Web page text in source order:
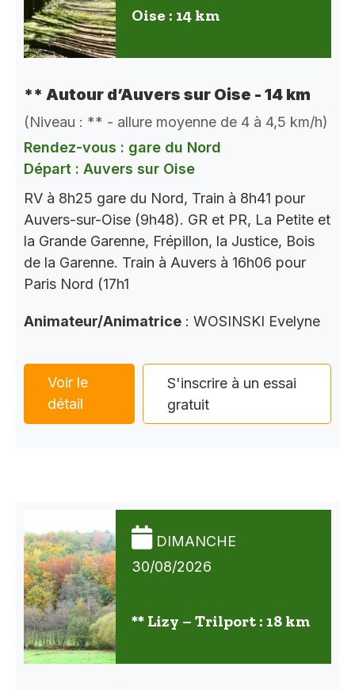
Oise : 14 km
** Autour d’Auvers sur Oise - 14 km
(Niveau : ** - allure moyenne de 4 à 4,5 km/h)
Rendez-vous : gare du Nord
Départ : Auvers sur Oise
RV à 8h25 gare du Nord, Train à 8h41 pour
Auvers-sur-Oise (9h48). GR et PR, La Petite et
la Grande Garenne, Frépillon, la Justice, Bois
de la Garenne. Train à Auvers à 16h06 pour
Paris Nord (17h1
Animateur/Animatrice : WOSINSKI Evelyne
Voir le
détail
S'inscrire à un essai
gratuit
DIMANCHE
30/08/2026
** Lizy – Trilport : 18 km